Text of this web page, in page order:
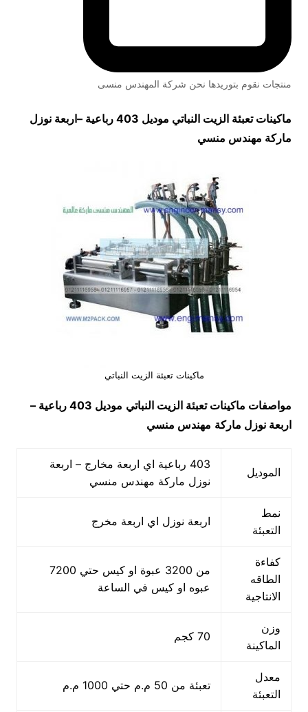
منتجات نقوم بتوريدها نحن شركة المهندس منسى
ماكينات تعبئة الزيت النباتي موديل 403 رباعية –اربعة نوزل
ماركة مهندس منسي
ماكينات تعبئة الزيت النباتي
مواصفات ماكينات تعبئة الزيت النباتي
موديل 403 رباعية –
اربعة نوزل ماركة مهندس منسي
الموديل
403 رباعية اي اربعة مخارج – اربعة
نوزل ماركة مهندس منسي
نمط
التعبئة
اربعة نوزل اي اربعة مخرج
كفاءة
الطاقه
الانتاجية
من 3200 عبوة او كيس حتي 7200
عبوه او كيس في الساعة
وزن
الماكينة
70 كجم
معدل
التعبئة
تعبئة من 50 م.م حتي 1000 م.م